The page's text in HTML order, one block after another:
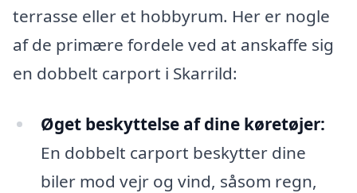
terrasse eller et hobbyrum. Her er nogle
af de primære fordele ved at anskaffe sig
en dobbelt carport i Skarrild:
Øget beskyttelse af dine køretøjer:
En dobbelt carport beskytter dine
biler mod vejr og vind, såsom regn,